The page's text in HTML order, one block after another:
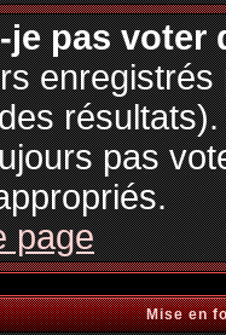
pas voter
pas
page
Mise en